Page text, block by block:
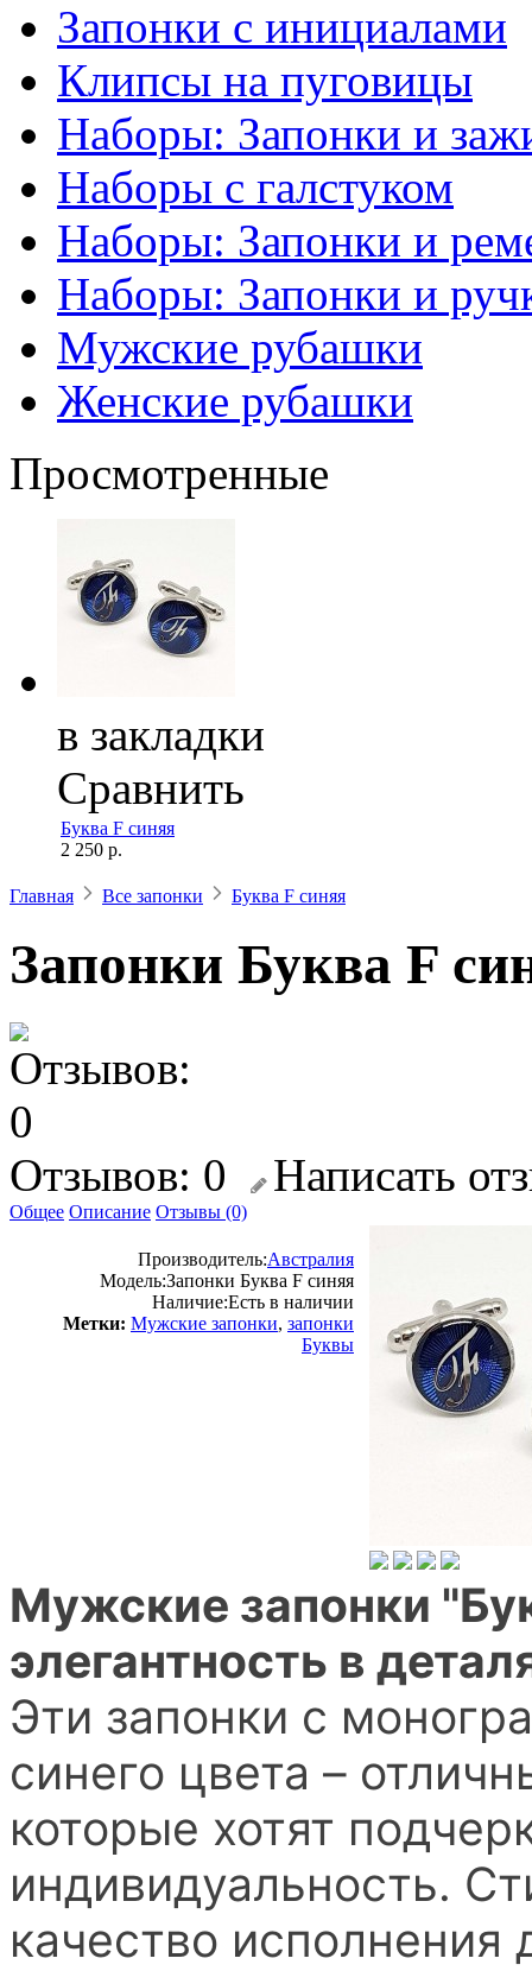
Запонки с инициалами
Клипсы на пуговицы
Наборы: Запонки и
Наборы с галстуком
Наборы: Запонки и
Наборы: Запонки и
Мужские рубашки
Женские рубашки
Просмотренные
в закладки
Сравнить
Буква F синяя
2 250 р.
Главная Все запонки Буква F синяя
Запонки Буква F
Отзывов: 0 Написать
Общее Описание Отзывы (0)
Производитель:Австралия
Модель:Запонки Буква F синяя
Наличие:Есть в наличии
Метки: Мужские запонки, запонки
Буквы
Мужские запонки
элегантность в
Эти запонки с
синего цвета –
которые хотят
индивидуальность.
качество